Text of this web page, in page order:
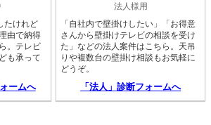
たけれど
由で納得
。テレビ
も承って
ームへ
法人様用
「自社内で壁掛けしたい」「お得意
さんから壁掛けテレビの相談を受け
た」などの法人案件はこちら。天吊
りや複数台の壁掛け相談もお気軽に
どうぞ。
「法人」診断フォームへ